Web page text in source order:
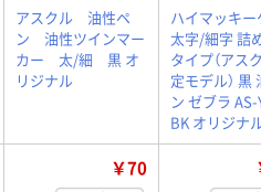
アスクル 油性ペ
ン 油性ツインマー
カー 太/細 黒 オ
リジナル
ハイマッキー
太字/細字 詰
タイプ（アス
定モデル） 黒
ン ゼブラ AS-
BK オリジナ
￥70